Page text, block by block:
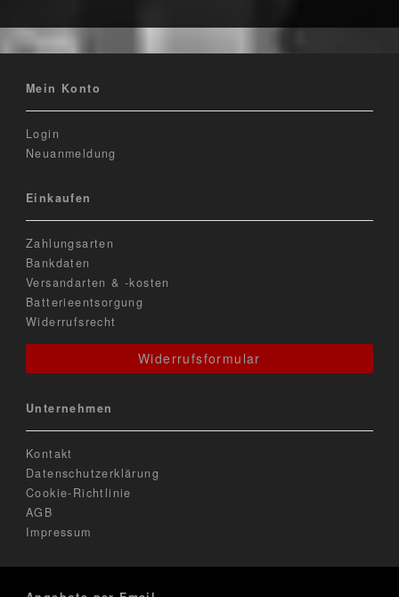
Mein Konto
Login
Neuanmeldung
Einkaufen
Zahlungsarten
Bankdaten
Versandarten & -kosten
Batterieentsorgung
Widerrufsrecht
Widerrufsformular
Unternehmen
Kontakt
Datenschutzerklärung
Cookie-Richtlinie
AGB
Impressum